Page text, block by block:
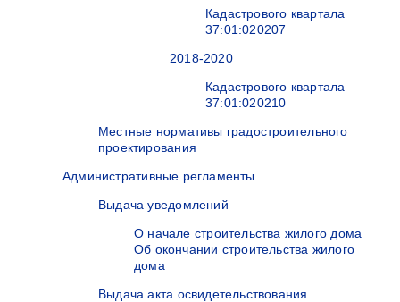
Кадастрового квартала
37:01:020207
2018-2020
Кадастрового квартала
37:01:020210
Местные нормативы градостроительного
проектирования
Административные регламенты
Выдача уведомлений
О начале строительства жилого дома
Об окончании строительства жилого
дома
Выдача акта освидетельствования